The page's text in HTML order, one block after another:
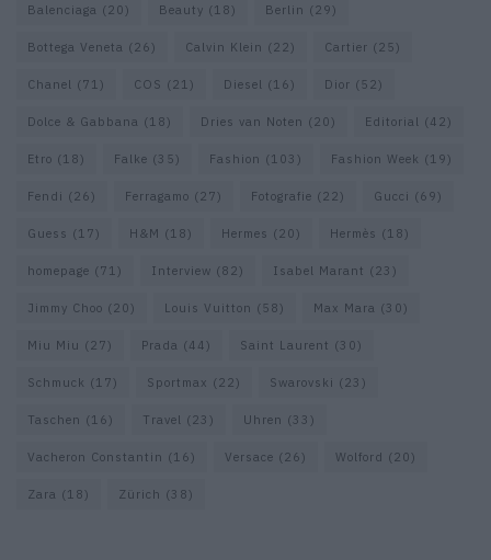
Balenciaga (20) Beauty (18) Berlin (29)
Bottega Veneta (26) Calvin Klein (22) Cartier (25)
Chanel (71) COS (21) Diesel (16) Dior (52)
Dolce & Gabbana (18) Dries van Noten (20) Editorial (42)
Etro (18) Falke (35) Fashion (103) Fashion Week (19)
Fendi (26) Ferragamo (27) Fotografie (22) Gucci (69)
Guess (17) H&M (18) Hermes (20) Hermès (18)
homepage (71) Interview (82) Isabel Marant (23)
Jimmy Choo (20) Louis Vuitton (58) Max Mara (30)
Miu Miu (27) Prada (44) Saint Laurent (30)
Schmuck (17) Sportmax (22) Swarovski (23)
Taschen (16) Travel (23) Uhren (33)
Vacheron Constantin (16) Versace (26) Wolford (20)
Zara (18) Zürich (38)